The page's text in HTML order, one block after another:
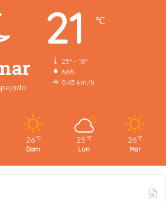
21 ℃
25º - 18º
66%
0.45 km/h
26 ℃
Dom
25 ℃
Lun
26 ℃
Mar